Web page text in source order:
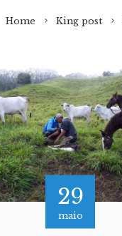
Home King post
29
maio